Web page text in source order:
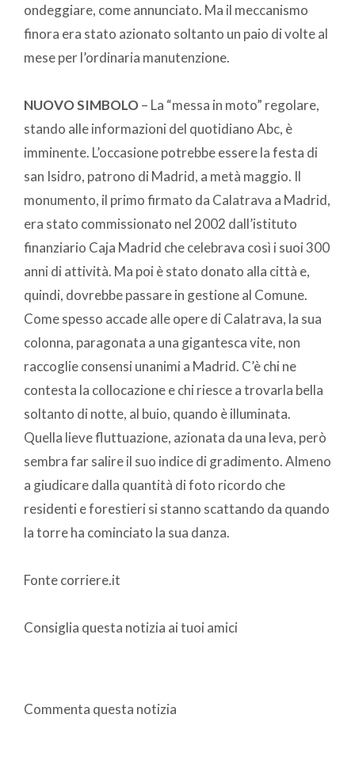
ondeggiare, come annunciato. Ma il meccanismo
finora era stato azionato soltanto un paio di volte al
mese per l’ordinaria manutenzione.
NUOVO SIMBOLO – La “messa in moto” regolare,
stando alle informazioni del quotidiano Abc, è
imminente. L’occasione potrebbe essere la festa di
san Isidro, patrono di Madrid, a metà maggio. Il
monumento, il primo firmato da Calatrava a Madrid,
era stato commissionato nel 2002 dall’istituto
finanziario Caja Madrid che celebrava così i suoi 300
anni di attività. Ma poi è stato donato alla città e,
quindi, dovrebbe passare in gestione al Comune.
Come spesso accade alle opere di Calatrava, la sua
colonna, paragonata a una gigantesca vite, non
raccoglie consensi unanimi a Madrid. C’è chi ne
contesta la collocazione e chi riesce a trovarla bella
soltanto di notte, al buio, quando è illuminata.
Quella lieve fluttuazione, azionata da una leva, però
sembra far salire il suo indice di gradimento. Almeno
a giudicare dalla quantità di foto ricordo che
residenti e forestieri si stanno scattando da quando
la torre ha cominciato la sua danza.
Fonte corriere.it
Consiglia questa notizia ai tuoi amici
Commenta questa notizia